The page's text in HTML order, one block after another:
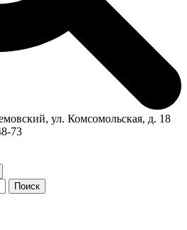
ул. Комсомольская, д. 18
73
Поиск